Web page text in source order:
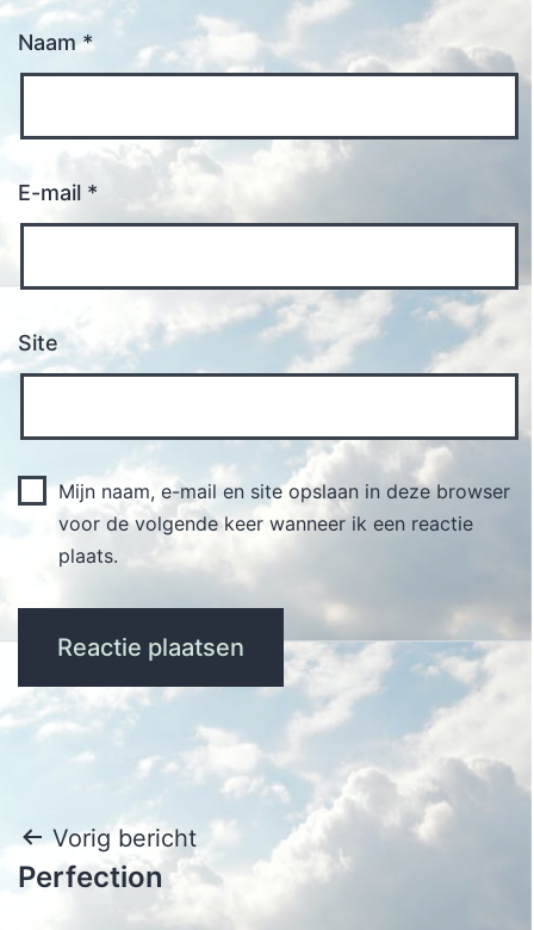
Naam*
E-mail *
Site
Mijn naam, e-mail en site opslaan in deze browser
voor de volgende keer wanneer ik een reactie
plaats.
Bericht
navigatie
Vorig bericht
Perfection